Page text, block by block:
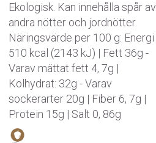
Ekologisk. Kan innehålla spår av
andra nötter och jordnötter.
Näringsvärde per 100 g: Energi
510 kcal (2143 kJ) | Fett 36g -
Varav mättat fett 4, 7g |
Kolhydrat: 32g - Varav
sockerarter 20g | Fiber 6, 7g |
Protein 15g | Salt 0, 86g